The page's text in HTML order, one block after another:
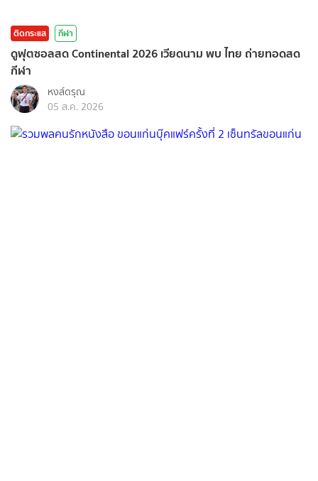
ติดกระแส กีฬา
ดูฟุตซอลสด Continental 2026 เวียดนาม พบ ไทย ถ่ายทอดสด
กีฬา
หงส์ดรุณ
05 ส.ค. 2026